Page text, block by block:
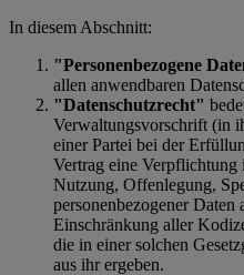
In diesem Abschnitt:
"Personenbezogene
allen anwendbaren
"Datenschutzrecht"
Verwaltungsvorschrift (in
einer Partei bei der
Vertrag eine
Nutzung, Offenlegung,
personenbezogener
Einschränkung aller
die in einer solchen
aus ihr ergeben.